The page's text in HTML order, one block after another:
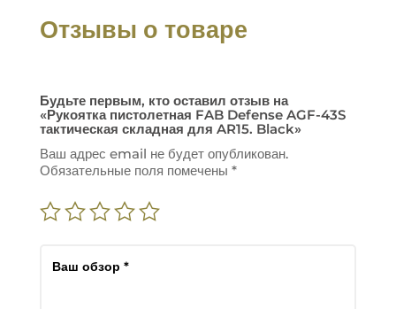
Отзывы о товаре
Будьте первым, кто оставил отзыв на
«Рукоятка пистолетная FAB Defense AGF-43S
тактическая складная для AR15. Black»
Ваш адрес email не будет опубликован.
Обязательные поля помечены *